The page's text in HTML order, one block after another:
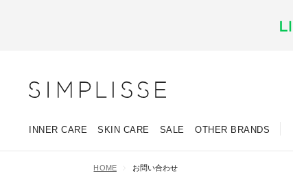
INNER CARE SKIN CARE SALE OTHER BRANDS
HOME お問い合わせ